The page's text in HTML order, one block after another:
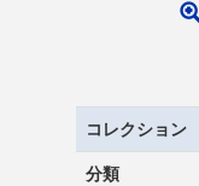
コレクション
分類